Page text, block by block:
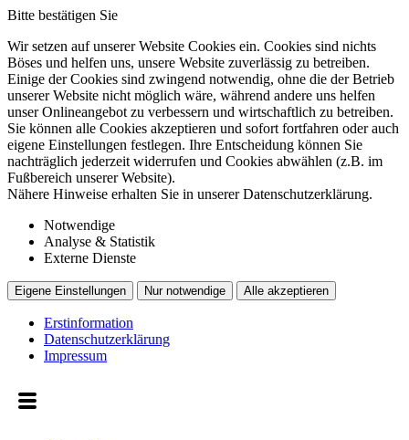
Bitte bestätigen Sie
Wir setzen auf unserer Website Cookies ein. Cookies sind nichts
Böses und helfen uns, unsere Website zuverlässig zu betreiben.
Einige der Cookies sind zwingend notwendig, ohne die der Betrieb
unserer Website nicht möglich wäre, während andere uns helfen
unser Onlineangebot zu verbessern und wirtschaftlich zu betreiben.
Sie können alle Cookies akzeptieren und sofort fortfahren oder auch
eigene Einstellungen festlegen. Ihre Entscheidung können Sie
nachträglich jederzeit widerrufen und Cookies abwählen (z.B. im
Fußbereich unserer Website).
Nähere Hinweise erhalten Sie in unserer Datenschutzerklärung.
Notwendige
Analyse & Statistik
Externe Dienste
Eigene Einstellungen Nur notwendige Alle akzeptieren
Erstinformation
Datenschutzerklärung
Impressum